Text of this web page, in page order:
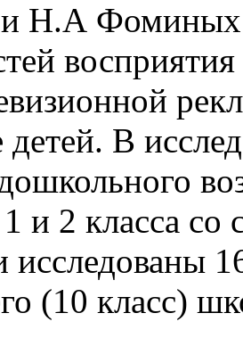
Н.А Фоминых
детей. В
и 2 класса
исследованы
(10 класс)